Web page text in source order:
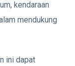
kendaraan
mendukung
ini dapat